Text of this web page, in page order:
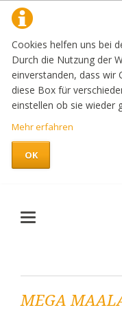
Cookies helfen uns bei
Durch die Nutzung der
einverstanden, dass wir
diese Box für
einstellen ob sie wieder
Mehr erfahren
OK
MEGA